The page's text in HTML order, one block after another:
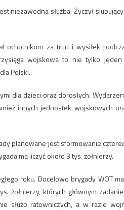
niezawodna służba. Życzył
ochotnikom za trud i wysiłek
wojskowa to nie tylko
Polski.
dla dzieci oraz dorosłych.
innych jednostek wojskowych
planowane jest sformowanie
ma liczyć około 3 tys. żołnierzy.
roku. Docelowo brygady WOT
żołnierzy, których głównym
służb ratowniczych, a w razie